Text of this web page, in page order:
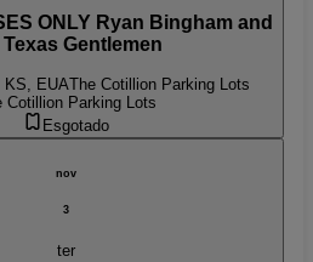
ONLY Ryan Bingham and
Gentlemen
KS, EUAThe Cotillion Parking Lots
Cotillion Parking Lots
Esgotado
nov
3
ter